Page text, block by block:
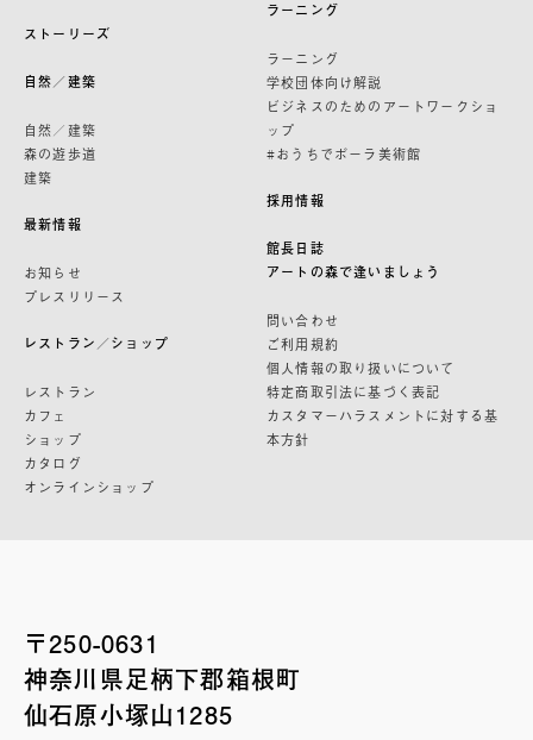
ストーリーズ
自然／建築
自然／建築
森の遊歩道
建築
最新情報
お知らせ
プレスリリース
レストラン／ショップ
レストラン
カフェ
ショップ
カタログ
オンラインショップ
ラーニング
ラーニング
学校団体向け解説
ビジネスのためのアートワークショ
ップ
#おうちでポーラ美術館
採用情報
館長日誌
アートの森で逢いましょう
問い合わせ
ご利用規約
個人情報の取り扱いについて
特定商取引法に基づく表記
カスタマーハラスメントに対する基
本方針
〒250-0631
神奈川県足柄下郡箱根町
仙石原小塚山1285